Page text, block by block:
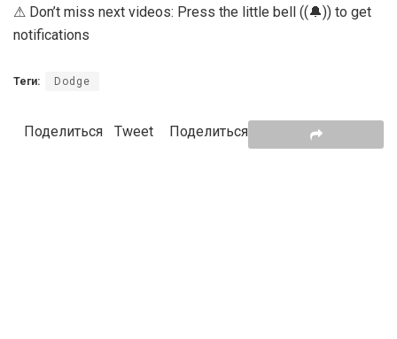
⚠ Don’t miss next videos: Press the little bell ((🔔)) to get
notifications
Теги: Dodge
Поделиться Tweet Поделиться